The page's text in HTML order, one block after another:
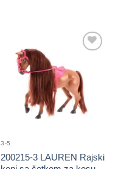
3-5
200215-3 LAUREN Rajski